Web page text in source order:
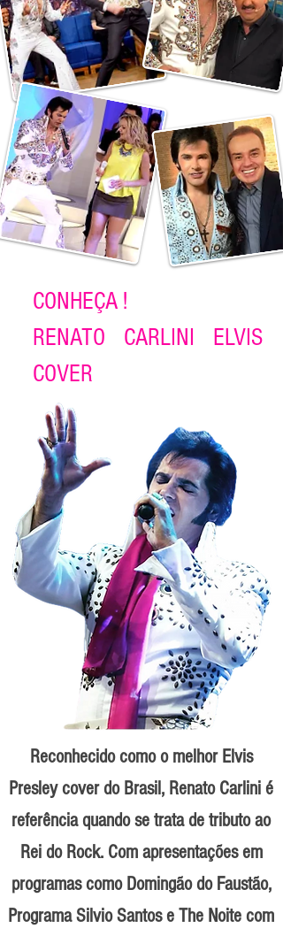
CONHEÇA !
RENATO CARLINI ELVIS
COVER
Reconhecido como o melhor Elvis
Presley cover do Brasil, Renato Carlini é
referência quando se trata de tributo ao
Rei do Rock. Com apresentações em
programas como Domingão do Faustão,
Programa Silvio Santos e The Noite com